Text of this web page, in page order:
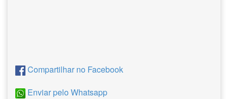
Compartilhar no Facebook
Enviar pelo Whatsapp